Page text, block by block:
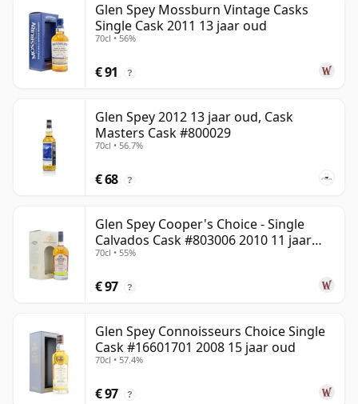
Glen Spey Mossburn Vintage Casks
Single Cask 2011 13 jaar oud
70cl • 56%
€ 91 ?
Glen Spey 2012 13 jaar oud, Cask
Masters Cask #800029
70cl • 56.7%
€ 68 ?
Glen Spey Cooper's Choice - Single
Calvados Cask #803006 2010 11 jaar
oud
70cl • 55%
€ 97 ?
Glen Spey Connoisseurs Choice Single
Cask #16601701 2008 15 jaar oud
70cl • 57.4%
€ 97 ?